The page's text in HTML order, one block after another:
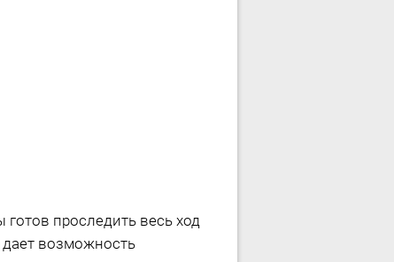
проследить весь ход
дает возможность